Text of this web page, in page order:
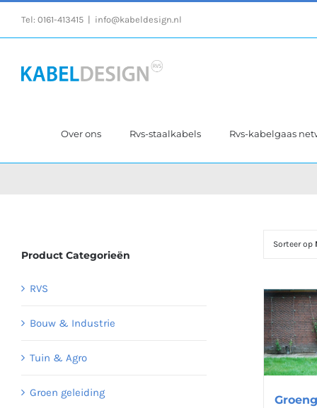
Tel: 0161-413415 info@kabeldesign.nl
Over ons Rvs-staalkabels Rvs-kabelgaas
Sorteer op
Product Categorieën
RVS
Bouw & Industrie
Tuin & Agro
Groen geleiding